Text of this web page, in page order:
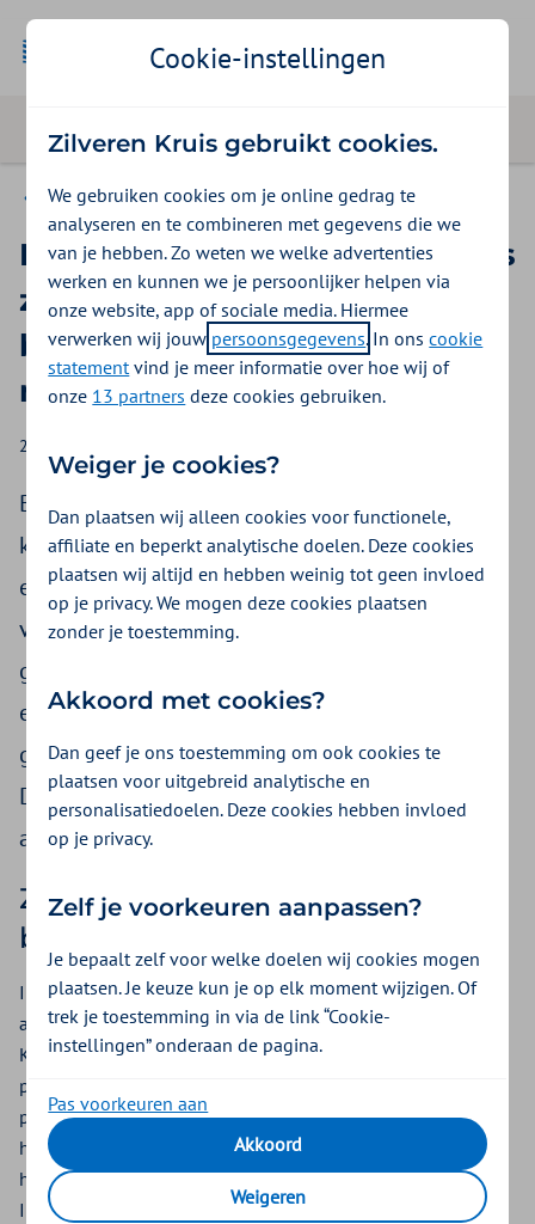
Zilveren Kruis voor pers en media
Buurtdokters en Zilveren Kruis
zetten zich samen in voor
behoud vaste huisarts en
meer tijd voor zorg
24-04-2024
Buurtdokters en Zilveren Kruis werken de
komende jaren samen om toekomstbestendige
en persoonlijke huisartsenzorg in de kernregio’s
van Zilveren Kruis te bevorderen. De
gezamenlijke inzet: elke inwoner van Nederland
een vaste huisarts. Dat leidt tot een betere
gezondheid en minder zorgconsumptie.
Daarvoor ondertekenden beide partijen op 18
april een samenwerkingsovereenkomst.
Zilveren Kruis en Buurtdokters
bouwen samen verder
In Nederland is het aantal praktijkhoudende huisartsen de
afgelopen jaren sterk gedaald. Buurtdokters en Zilveren
Kruis gaan intensief samenwerken om het
praktijkhouderschap aantrekkelijker te maken, zodat
patiënten verzekerd blijven van continuïteit van
huisartsenzorg. Daarom werken ze intensief samen om meer
huisartsen te enthousiasmeren praktijkhouder te worden.
Inmiddels hebben 18 huisartspraktijken zich al aangesloten
Cookie-instellingen
Zilveren Kruis gebruikt cookies.
We gebruiken cookies om je online gedrag te
analyseren en te combineren met gegevens die we
van je hebben. Zo weten we welke advertenties
werken en kunnen we je persoonlijker helpen via
onze website, app of sociale media. Hiermee
verwerken wij jouw persoonsgegevens. In onscookie
statementvind je meer informatie over hoe wij of
onze 13 partners deze cookies gebruiken.
Weiger je cookies?
Dan plaatsen wij alleen cookies voor functionele,
affiliate en beperkt analytische doelen. Deze cookies
plaatsen wij altijd en hebben weinig tot geen invloed
op je privacy. We mogen deze cookies plaatsen
zonder je toestemming.
Akkoord met cookies?
Dan geef je ons toestemming om ook cookies te
plaatsen voor uitgebreid analytische en
personalisatiedoelen. Deze cookies hebben invloed
op je privacy.
Zelf je voorkeuren aanpassen?
Je bepaalt zelf voor welke doelen wij cookies mogen
plaatsen. Je keuze kun je op elk moment wijzigen. Of
trek je toestemming in via de link “Cookie-
instellingen” onderaan de pagina.
Pas voorkeuren aan
Akkoord
Weigeren